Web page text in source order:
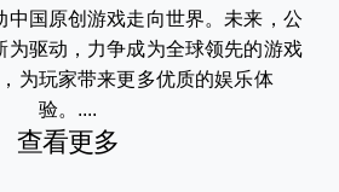
中国原创游戏走向世界。未来，公
为驱动，力争成为全球领先的游戏
为玩家带来更多优质的娱乐体
验。....
查看更多